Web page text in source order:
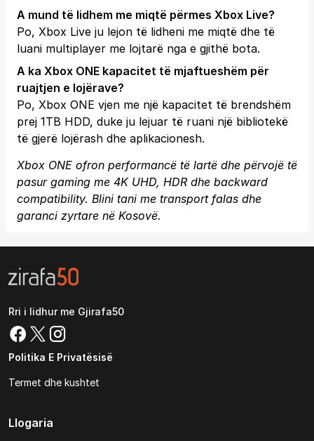
A mund të lidhem me miqtë përmes Xbox Live?
Po, Xbox Live ju lejon të lidheni me miqtë dhe të
luani multiplayer me lojtarë nga e gjithë bota.
A ka Xbox ONE kapacitet të mjaftueshëm për
ruajtjen e lojërave?
Po, Xbox ONE vjen me një kapacitet të brendshëm
prej 1TB HDD, duke ju lejuar të ruani një bibliotekë
të gjerë lojërash dhe aplikacionesh.
Xbox ONE ofron performancë të lartë dhe përvojë të
pasur gaming me 4K UHD, HDR dhe backward
compatibility. Blini tani me transport falas dhe
garanci zyrtare në Kosovë.
Rri i lidhur me Gjirafa50
Politika E Privatësisë
Termet dhe kushtet
Llogaria